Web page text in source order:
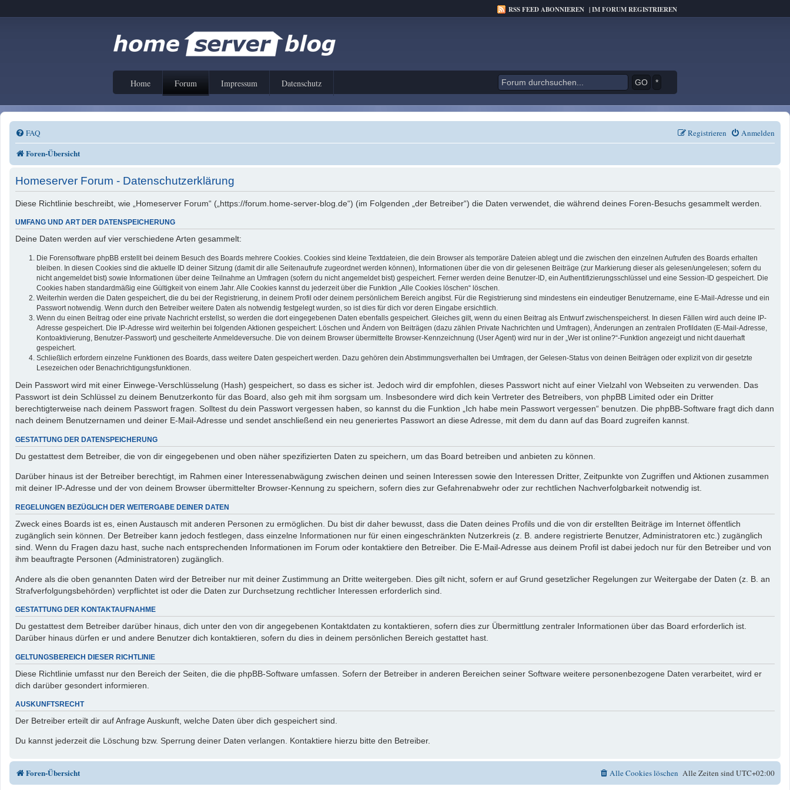
RSS FEED ABONNIEREN |IM FORUM REGISTRIEREN
Home Forum Impressum Datenschutz *
FAQ Anmelden
Registrieren
Foren-Übersicht
Homeserver Forum - Datenschutzerklärung
Diese Richtlinie beschreibt, wie „Homeserver Forum“ („https://forum.home-server-blog.de“) (im Folgenden „der Betreiber“) die Daten verwendet, die während deines Foren-Besuchs gesammelt werden.
UMFANG UND ART DER DATENSPEICHERUNG
Deine Daten werden auf vier verschiedene Arten gesammelt:
Die Forensoftware phpBB erstellt bei deinem Besuch des Boards mehrere Cookies. Cookies sind kleine Textdateien, die dein Browser als temporäre Dateien ablegt und die zwischen den einzelnen Aufrufen des Boards erhalten
bleiben. In diesen Cookies sind die aktuelle ID deiner Sitzung (damit dir alle Seitenaufrufe zugeordnet werden können), Informationen über die von dir gelesenen Beiträge (zur Markierung dieser als gelesen/ungelesen; sofern du
nicht angemeldet bist) sowie Informationen über deine Teilnahme an Umfragen (sofern du nicht angemeldet bist) gespeichert. Ferner werden deine Benutzer-ID, ein Authentifizierungsschlüssel und eine Session-ID gespeichert. Die
Cookies haben standardmäßig eine Gültigkeit von einem Jahr. Alle Cookies kannst du jederzeit über die Funktion „Alle Cookies löschen“ löschen.
Weiterhin werden die Daten gespeichert, die du bei der Registrierung, in deinem Profil oder deinem persönlichem Bereich angibst. Für die Registrierung sind mindestens ein eindeutiger Benutzername, eine E-Mail-Adresse und ein
Passwort notwendig. Wenn durch den Betreiber weitere Daten als notwendig festgelegt wurden, so ist dies für dich vor deren Eingabe ersichtlich.
Wenn du einen Beitrag oder eine private Nachricht erstellst, so werden die dort eingegebenen Daten ebenfalls gespeichert. Gleiches gilt, wenn du einen Beitrag als Entwurf zwischenspeicherst. In diesen Fällen wird auch deine IP-
Adresse gespeichert. Die IP-Adresse wird weiterhin bei folgenden Aktionen gespeichert: Löschen und Ändern von Beiträgen (dazu zählen Private Nachrichten und Umfragen), Änderungen an zentralen Profildaten (E-Mail-Adresse,
Kontoaktivierung, Benutzer-Passwort) und gescheiterte Anmeldeversuche. Die von deinem Browser übermittelte Browser-Kennzeichnung (User Agent) wird nur in der „Wer ist online?“-Funktion angezeigt und nicht dauerhaft
gespeichert.
Schließlich erfordern einzelne Funktionen des Boards, dass weitere Daten gespeichert werden. Dazu gehören dein Abstimmungsverhalten bei Umfragen, der Gelesen-Status von deinen Beiträgen oder explizit von dir gesetzte
Lesezeichen oder Benachrichtigungsfunktionen.
Dein Passwort wird mit einer Einwege-Verschlüsselung (Hash) gespeichert, so dass es sicher ist. Jedoch wird dir empfohlen, dieses Passwort nicht auf einer Vielzahl von Webseiten zu verwenden. Das
Passwort ist dein Schlüssel zu deinem Benutzerkonto für das Board, also geh mit ihm sorgsam um. Insbesondere wird dich kein Vertreter des Betreibers, von phpBB Limited oder ein Dritter
berechtigterweise nach deinem Passwort fragen. Solltest du dein Passwort vergessen haben, so kannst du die Funktion „Ich habe mein Passwort vergessen“ benutzen. Die phpBB-Software fragt dich dann
nach deinem Benutzernamen und deiner E-Mail-Adresse und sendet anschließend ein neu generiertes Passwort an diese Adresse, mit dem du dann auf das Board zugreifen kannst.
GESTATTUNG DER DATENSPEICHERUNG
Du gestattest dem Betreiber, die von dir eingegebenen und oben näher spezifizierten Daten zu speichern, um das Board betreiben und anbieten zu können.
Darüber hinaus ist der Betreiber berechtigt, im Rahmen einer Interessenabwägung zwischen deinen und seinen Interessen sowie den Interessen Dritter, Zeitpunkte von Zugriffen und Aktionen zusammen
mit deiner IP-Adresse und der von deinem Browser übermittelter Browser-Kennung zu speichern, sofern dies zur Gefahrenabwehr oder zur rechtlichen Nachverfolgbarkeit notwendig ist.
REGELUNGEN BEZÜGLICH DER WEITERGABE DEINER DATEN
Zweck eines Boards ist es, einen Austausch mit anderen Personen zu ermöglichen. Du bist dir daher bewusst, dass die Daten deines Profils und die von dir erstellten Beiträge im Internet öffentlich
zugänglich sein können. Der Betreiber kann jedoch festlegen, dass einzelne Informationen nur für einen eingeschränkten Nutzerkreis (z. B. andere registrierte Benutzer, Administratoren etc.) zugänglich
sind. Wenn du Fragen dazu hast, suche nach entsprechenden Informationen im Forum oder kontaktiere den Betreiber. Die E-Mail-Adresse aus deinem Profil ist dabei jedoch nur für den Betreiber und von
ihm beauftragte Personen (Administratoren) zugänglich.
Andere als die oben genannten Daten wird der Betreiber nur mit deiner Zustimmung an Dritte weitergeben. Dies gilt nicht, sofern er auf Grund gesetzlicher Regelungen zur Weitergabe der Daten (z. B. an
Strafverfolgungsbehörden) verpflichtet ist oder die Daten zur Durchsetzung rechtlicher Interessen erforderlich sind.
GESTATTUNG DER KONTAKTAUFNAHME
Du gestattest dem Betreiber darüber hinaus, dich unter den von dir angegebenen Kontaktdaten zu kontaktieren, sofern dies zur Übermittlung zentraler Informationen über das Board erforderlich ist.
Darüber hinaus dürfen er und andere Benutzer dich kontaktieren, sofern du dies in deinem persönlichen Bereich gestattet hast.
GELTUNGSBEREICH DIESER RICHTLINIE
Diese Richtlinie umfasst nur den Bereich der Seiten, die die phpBB-Software umfassen. Sofern der Betreiber in anderen Bereichen seiner Software weitere personenbezogene Daten verarbeitet, wird er
dich darüber gesondert informieren.
AUSKUNFTSRECHT
Der Betreiber erteilt dir auf Anfrage Auskunft, welche Daten über dich gespeichert sind.
Du kannst jederzeit die Löschung bzw. Sperrung deiner Daten verlangen. Kontaktiere hierzu bitte den Betreiber.
Foren-Übersicht Alle Zeiten sindUTC+02:00
Alle Cookies löschen